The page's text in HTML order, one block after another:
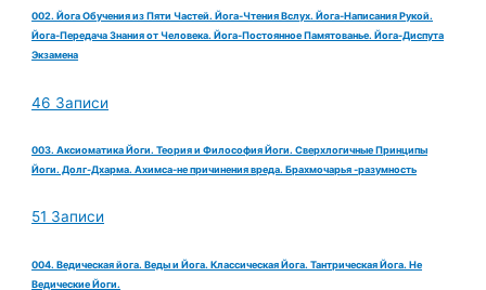
002. Йога Обучения из Пяти Частей. Йога-Чтения Вслух. Йога-Написания Рукой.
Йога-Передача Знания от Человека. Йога-Постоянное Памятованье. Йога-Диспута
Экзамена
46 Записи
003. Аксиоматика Йоги. Теория и Философия Йоги. Сверхлогичные Принципы
Йоги. Долг-Дхарма. Ахимса-не причинения вреда. Брахмочарья -разумность
51 Записи
004. Ведическая йога. Веды и Йога. Классическая Йога. Тантрическая Йога. Не
Ведические Йоги.